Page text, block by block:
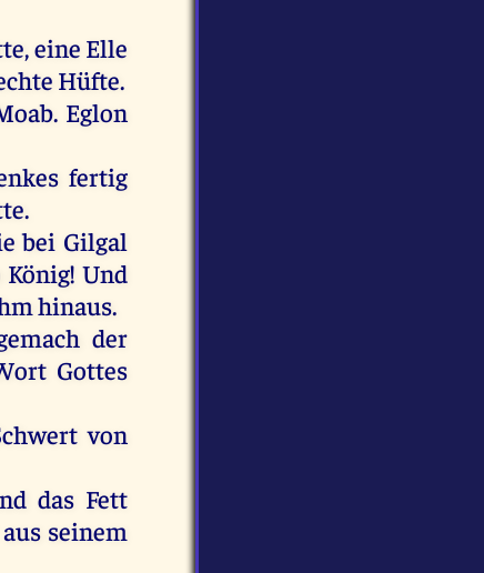
,eine Elle
Hüfte.
. Eglon
fertig
.
bei Gilgal
König! Und
hinaus.
der
Gottes
von
das Fett
aus seinem